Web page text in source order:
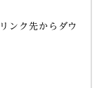
ンク先からダウ